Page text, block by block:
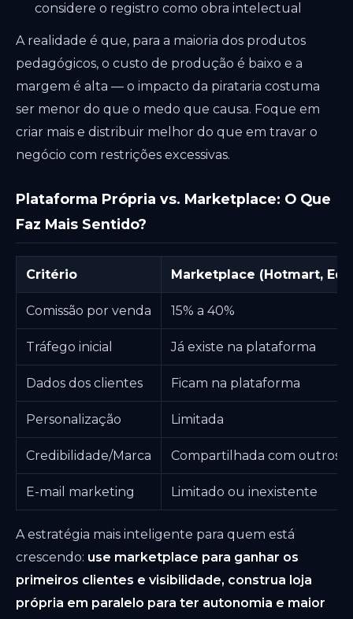
considere o registro como obra intelectual
A realidade é que, para a maioria dos produtos
pedagógicos, o custo de produção é baixo e a
margem é alta — o impacto da pirataria costuma
ser menor do que o medo que causa. Foque em
criar mais e distribuir melhor do que em travar o
negócio com restrições excessivas.
Plataforma Própria vs. Marketplace: O Que
Faz Mais Sentido?
Critério Marketplace (Hotmart,
Comissão por venda 15% a 40%
Tráfego inicial Já existe na plataforma
Dados dos clientes Ficam na plataforma
Personalização Limitada
Credibilidade/Marca Compartilhada com outros
E-mail marketing Limitado ou inexistente
A estratégia mais inteligente para quem está
crescendo: use marketplace para ganhar os
primeiros clientes e visibilidade, construa loja
própria em paralelo para ter autonomia e maior